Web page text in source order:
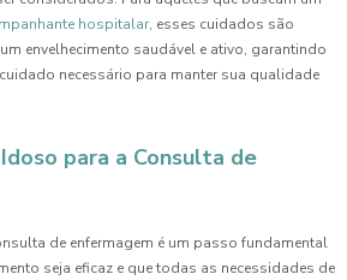
hospitalar, esses cuidados são
envelhecimento saudável e ativo, garantindo
necessário para manter sua qualidade
para a Consulta de
de enfermagem é um passo fundamental
seja eficaz e que todas as necessidades de